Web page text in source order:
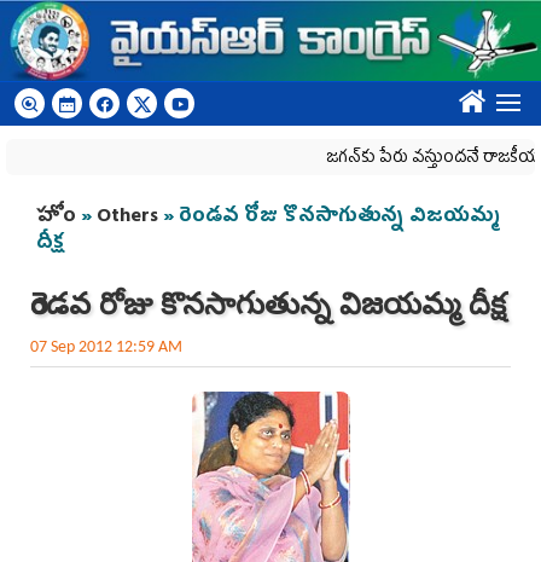
Skip to main content
????
జగన్‌కు పేరు వస్తుందనే రాజకీయ
You are here
హోం »Others» రెండవ రోజు కొనసాగుతున్న విజయమ్మ
దీక్ష
రెండవ రోజు కొనసాగుతున్న విజయమ్మ దీక్ష
07 Sep 2012 12:59 AM